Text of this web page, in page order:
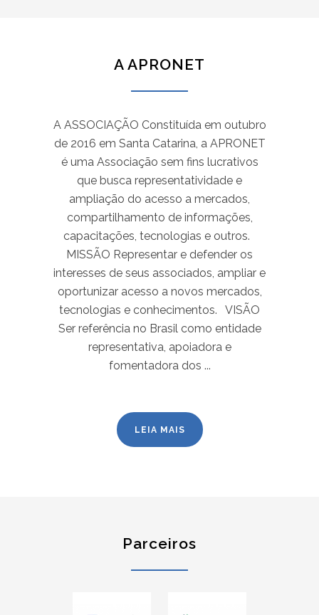
A APRONET
A ASSOCIAÇÃO Constituída em outubro
de 2016 em Santa Catarina, a APRONET
é uma Associação sem fins lucrativos
que busca representatividade e
ampliação do acesso a mercados,
compartilhamento de informações,
capacitações, tecnologias e outros.
MISSÃO Representar e defender os
interesses de seus associados, ampliar e
oportunizar acesso a novos mercados,
tecnologias e conhecimentos. VISÃO
Ser referência no Brasil como entidade
representativa, apoiadora e
fomentadora dos ...
LEIA MAIS
Parceiros